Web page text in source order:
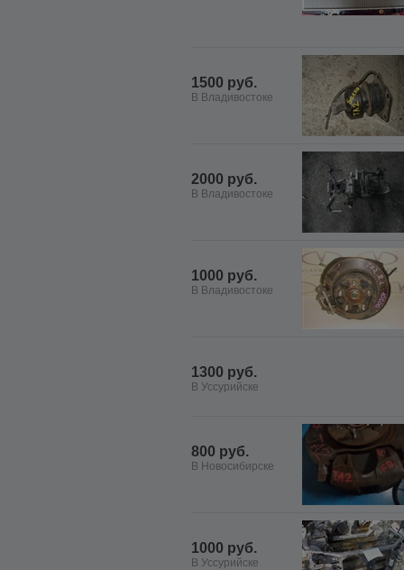
1500 руб.
В Владивостоке
2000 руб.
В Владивостоке
1000 руб.
В Владивостоке
1300 руб.
В Уссурийске
800 руб.
В Новосибирске
1000 руб.
В Уссурийске